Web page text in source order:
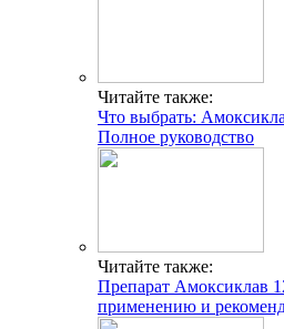
Читайте также:
Что выбрать:
Полное руководство
Читайте также:
Препарат Амоксиклав
применению и